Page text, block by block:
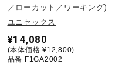
／ローカット／ワーキング)
ユニセックス
¥14,080
(本体価格 ¥12,800)
品番 F1GA2002